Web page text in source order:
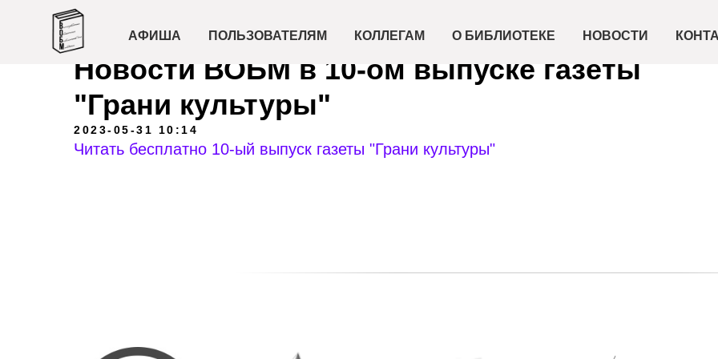
АФИША ПОЛЬЗОВАТЕЛЯМ КОЛЛЕГАМ О БИБЛИОТЕКЕ НОВОСТИ
Новости ВОБМ в 10-ом выпуске газеты
"Грани культуры"
2023-05-31 10:14
Читать бесплатно 10-ый выпуск газеты "Грани культуры"